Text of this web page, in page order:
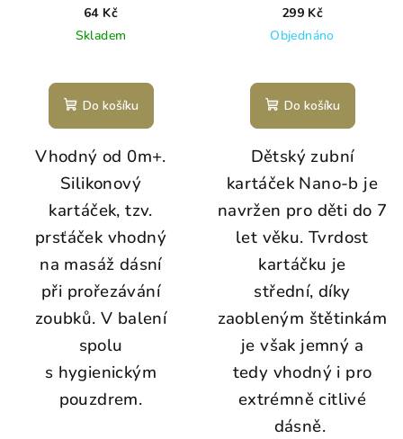
64 Kč
Skladem
Do košíku
Vhodný od 0m+.
Silikonový
kartáček, tzv.
prsťáček vhodný
na masáž dásní
při prořezávání
zoubků. V balení
spolu
s hygienickým
pouzdrem.
299 Kč
Objednáno
Do košíku
Dětský zubní
kartáček Nano-b je
navržen pro děti do 7
let věku. Tvrdost
kartáčku je
střední, díky
zaobleným štětinkám
je však jemný a
tedy vhodný i pro
extrémně citlivé
dásně.